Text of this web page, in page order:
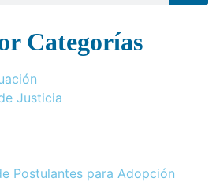
Categorías
Justicia
Postulantes para Adopción